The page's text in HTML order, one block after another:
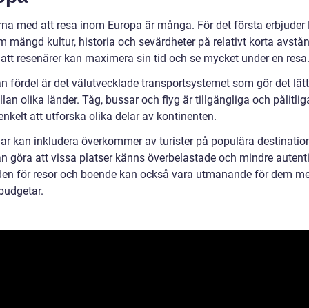
med att resa inom Europa är många. För det första erbjuder
mängd kultur, historia och sevärdheter på relativt korta
resenärer kan maximera sin tid och se mycket under en resa.
fördel är det välutvecklade transportsystemet som gör det
olika länder. Tåg, bussar och flyg är tillgängliga och
att utforska olika delar av kontinenten.
kan inkludera överkommer av turister på populära
göra att vissa platser känns överbelastade och mindre
för resor och boende kan också vara utmanande för dem